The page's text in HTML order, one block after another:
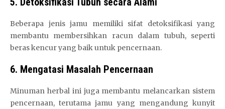
Beberapa jenis jamu memiliki sifat detoksifikasi yang
membantu membersihkan racun dalam tubuh, seperti
beras kencur yang baik untuk pencernaan.
6. Mengatasi Masalah Pencernaan
Minuman herbal ini juga membantu melancarkan sistem
pencernaan, terutama jamu yang mengandung kunyit